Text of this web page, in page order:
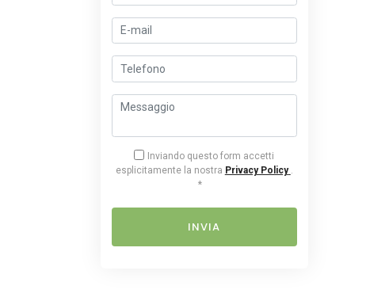
Inviando questo form accetti
esplicitamente la nostra Privacy Policy .
*
INVIA